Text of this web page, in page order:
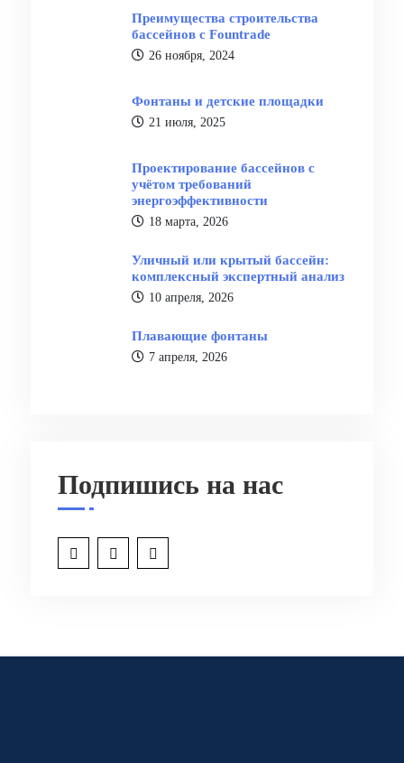
Преимущества строительства
бассейнов с Fountrade
26 ноября, 2024
Фонтаны и детские площадки
21 июля, 2025
Проектирование бассейнов с
учётом требований
энергоэффективности
18 марта, 2026
Уличный или крытый бассейн:
комплексный экспертный анализ
10 апреля, 2026
Плавающие фонтаны
7 апреля, 2026
Подпишись на нас